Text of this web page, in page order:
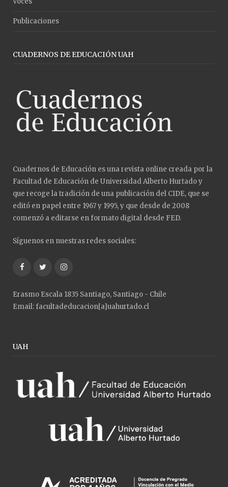
Publicaciones
CUADERNOS DE EDUCACIÓN UAH
Cuadernos de Educación es una revista online creada por la
Facultad de Educación de Universidad Alberto Hurtado y
que recoge la tradición de una publicación del CIDE, que se
editó en papel entre 1967 y 1995, y que desde de 2008
comenzó a editarse en formato digital desde FED.
Síguenos en nuestras redes sociales:
FacebookTwitterInstagram
Erasmo Escala 1835 Santiago, Santiago - Chile
Email: facultadeducacion[a]uahurtado.cl
UAH